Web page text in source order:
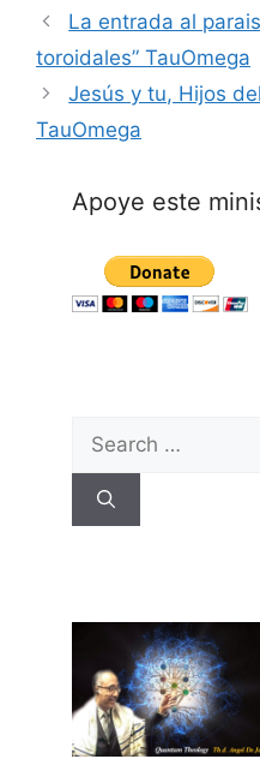
La entrada al
toroidales” TauOmega
Jesús y tu, Hijos
TauOmega
Apoye este
for: